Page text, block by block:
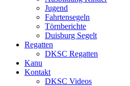
Jugend
Fahrtensegeln
Törnberichte
Duisburg Segelt
Regatten
DKSC Regatten
Kanu
Kontakt
DKSC Videos